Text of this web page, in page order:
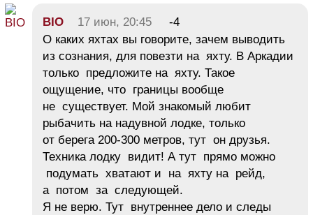
BIO 17 июн, 20:45
-4
О каких яхтах вы говорите, зачем выводить
из сознания, для повезти на яхту. В Аркадии
только предложите на яхту. Такое
ощущение, что границы вообще
не существует. Мой знакомый любит
рыбачить на надувной лодке, только
от берега 200-300 метров, тут он друзья.
Техника лодку видит! А тут прямо можно
подумать хватают и на яхту на рейд,
а потом за следующей.
Я не верю. Тут внутреннее дело и следы